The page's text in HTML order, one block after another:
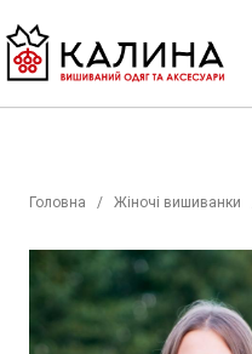
Головна Жіночі вишиванки